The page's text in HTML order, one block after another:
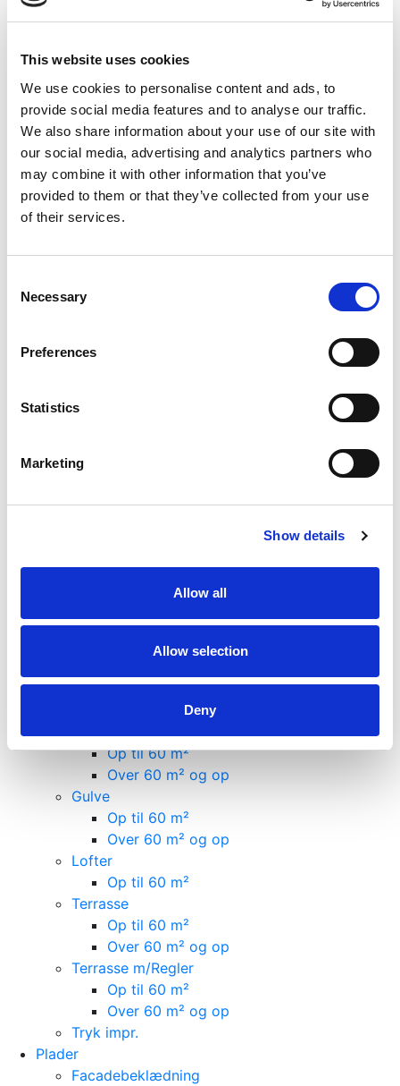
This website uses cookies
We use cookies to personalise content and ads, to
provide social media features and to analyse our traffic.
We also share information about your use of our site with
our social media, advertising and analytics partners who
may combine it with other information that you’ve
provided to them or that they’ve collected from your use
of their services.
Selection
Necessary
Preferences
Statistics
Marketing
Show details
Allow all
Allow selection
Deny
Gulvisolering Super EPS80
Kirkedal terrasse "Solid"
Kirkedal terrasse Wideplank "Solid"
Komposit Hegn
Limtræ
bredde 100 mm
bredde 120 mm
bredde 140 mm
bredde 160 mm
bredde 48 mm
bredde 80 mm
Lister
Forkantliste
Hjørneliste
Primo Plast lister
Rundstokke
Vægliste
Op til 60 m²
Over 60 m² og op
Gulve
Op til 60 m²
Over 60 m² og op
Lofter
Op til 60 m²
Terrasse
Op til 60 m²
Over 60 m² og op
Terrasse m/Regler
Op til 60 m²
Over 60 m² og op
Tryk impr.
Plader
Facadebeklædning